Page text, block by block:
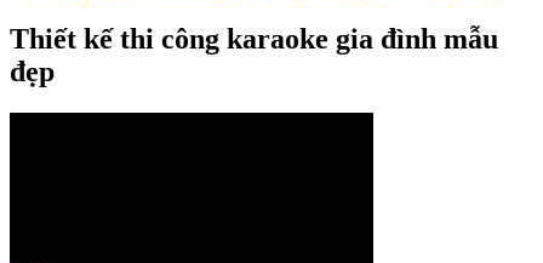
Thiết kế thi công karaoke gia đình mẫu
đẹp